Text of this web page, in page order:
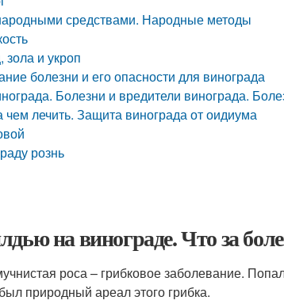
средствами. Народные методы
и укроп
болезни и его опасности для винограда
Болезни и вредители винограда.
лечить. Защита винограда от оидиума
рознь
на винограде. Что за
роса – грибковое заболевание.
природный ареал этого грибка.